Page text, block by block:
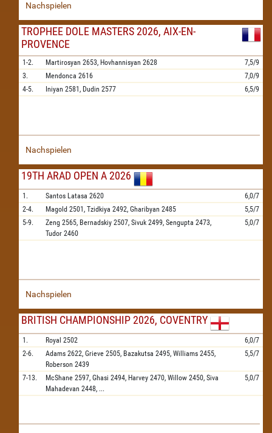
Nachspielen
TROPHEE DOLE MASTERS 2026, AIX-EN-
PROVENCE
1-2. Martirosyan 2653, Hovhannisyan 2628
7,5/9
3.
Mendonca 2616
7,0/9
4-5.
Iniyan 2581, Dudin 2577 6,5/9
Nachspielen
19TH ARAD OPEN A 2026
1. Santos Latasa 2620
6,0/7
2-4.
Magold 2501, Tzidkiya 2492, Gharibyan 2485
5,5/7
5-9.
Zeng 2565, Bernadskiy 2507, Sivuk 2499, Sengupta 2473,
Tudor 2460
5,0/7
Nachspielen
BRITISH CHAMPIONSHIP 2026, COVENTRY
1. Royal 2502
6,0/7
2-6.
Adams 2622, Grieve 2505, Bazakutsa 2495, Williams 2455,
Roberson 2439
5,5/7
7-13. McShane 2597, Ghasi 2494, Harvey 2470, Willow 2450, Siva
Mahadevan 2448, ...
5,0/7